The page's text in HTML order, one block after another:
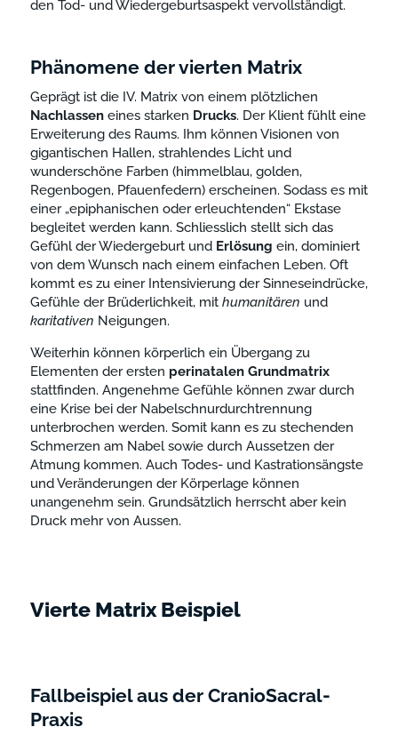
den Tod- und Wiedergeburtsaspekt vervollständigt.
Phänomene der vierten Matrix
Geprägt ist die IV. Matrix von einem plötzlichen
Nachlasseneines starken Drucks. Der Klient fühlt eine
Erweiterung des Raums. Ihm können Visionen von
gigantischen Hallen, strahlendes Licht und
wunderschöne Farben (himmelblau, golden,
Regenbogen, Pfauenfedern) erscheinen. Sodass es mit
einer „epiphanischen oder erleuchtenden“ Ekstase
begleitet werden kann. Schliesslich stellt sich das
Gefühl der Wiedergeburt und Erlösung ein, dominiert
von dem Wunsch nach einem einfachen Leben. Oft
kommt es zu einer Intensivierung der Sinneseindrücke,
Gefühle der Brüderlichkeit, mit humanitären und
karitativen Neigungen.
Weiterhin können körperlich ein Übergang zu
Elementen der ersten perinatalen Grundmatrix
stattfinden. Angenehme Gefühle können zwar durch
eine Krise bei der Nabelschnurdurchtrennung
unterbrochen werden. Somit kann es zu stechenden
Schmerzen am Nabel sowie durch Aussetzen der
Atmung kommen. Auch Todes- und Kastrationsängste
und Veränderungen der Körperlage können
unangenehm sein. Grundsätzlich herrscht aber kein
Druck mehr von Aussen.
Vierte Matrix Beispiel
Fallbeispiel aus der CranioSacral-
Praxis